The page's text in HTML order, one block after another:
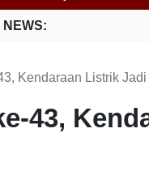
NEWS:
Kendaraan Listrik
43,